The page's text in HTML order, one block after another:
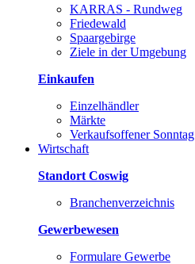
KARRAS - Rundweg
Friedewald
Spaargebirge
Ziele in der Umgebung
Einkaufen
Einzelhändler
Märkte
Verkaufsoffener Sonntag
Wirtschaft
Standort Coswig
Branchenverzeichnis
Gewerbewesen
Formulare Gewerbe